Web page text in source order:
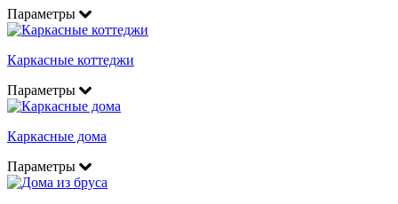
Параметры
Каркасные коттеджи
Параметры
Каркасные дома
Параметры